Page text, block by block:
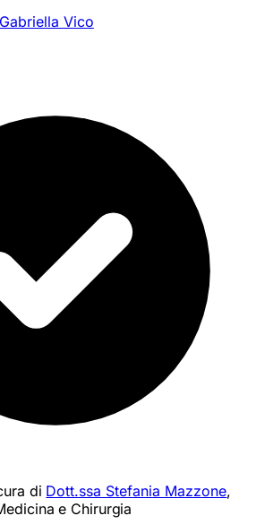
Vico
di Dott.ssa Stefania Mazzone
e Chirurgia